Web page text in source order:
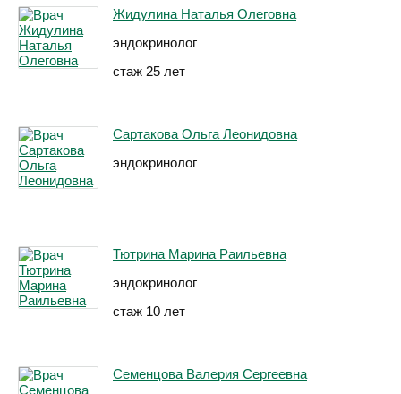
Жидулина Наталья Олеговна
эндокринолог
стаж 25 лет
Сартакова Ольга Леонидовна
эндокринолог
Тютрина Марина Раильевна
эндокринолог
стаж 10 лет
Семенцова Валерия Сергеевна